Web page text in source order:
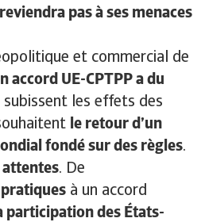
pas à ses menaces
et commercial de
accord UE-CPTPP a du
subissent les effets des
le retour d’un
fondé sur des règles.
attentes. De
à un accord
participation des États-